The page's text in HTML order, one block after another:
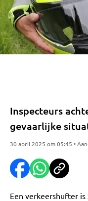
Inspecteurs
gevaarlijke
30 april 2025 om 05:45 •
Een verkeershufter